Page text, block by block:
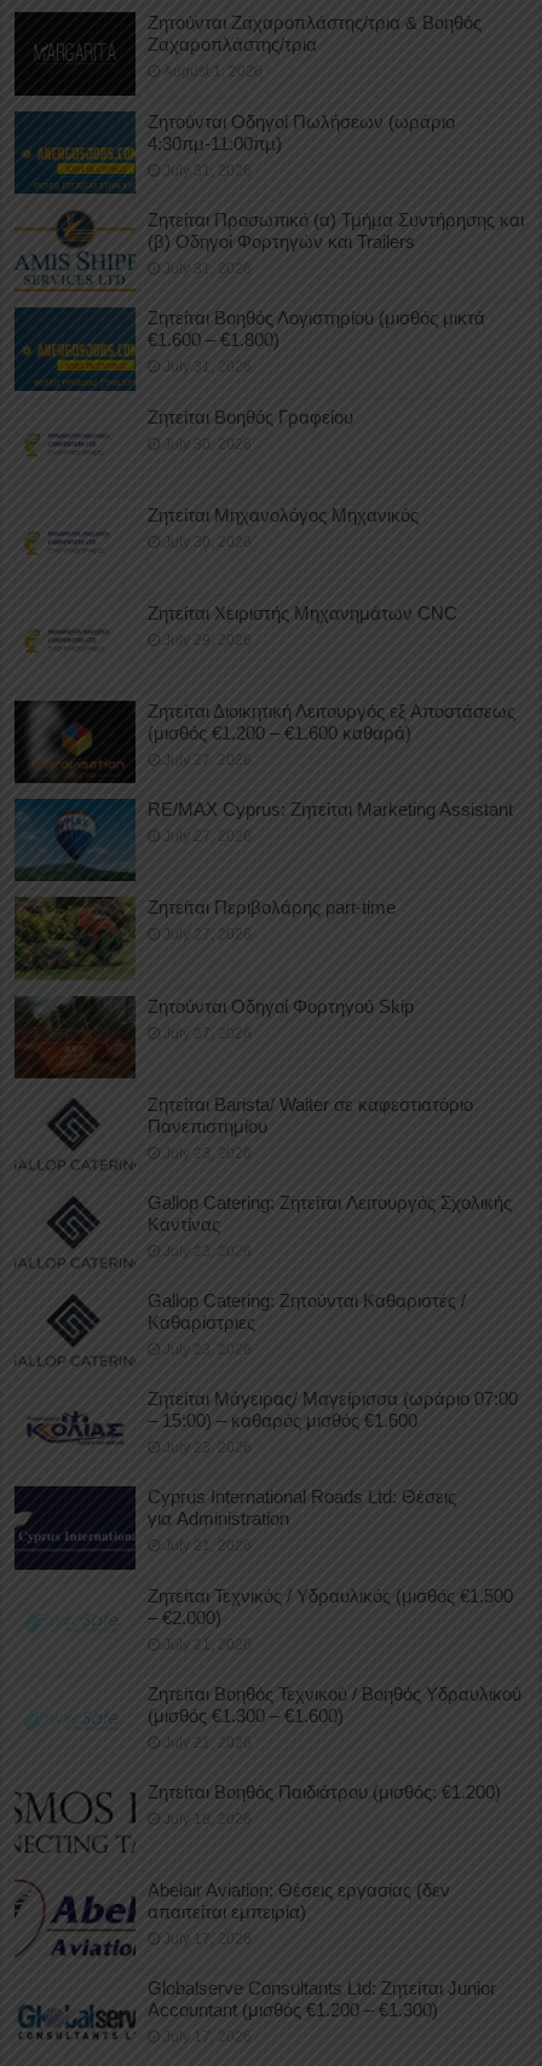
Ζητούνται Ζαχαροπλάστης/τρια & Βοηθός
Ζαχαροπλάστης/τρια
August 1, 2026
Ζητούνται Οδηγοί Πωλήσεων (ωράριο
4:30πμ-11:00πμ)
July 31, 2026
Ζητείται Προσωπικό (α) Τμήμα Συντήρησης και
(β) Οδηγοί Φορτηγών και Trailers
July 31, 2026
Ζητείται Βοηθός Λογιστηρίου (μισθός μικτά
€1.600 – €1.800)
July 31, 2026
Ζητείται Βοηθός Γραφείου
July 30, 2026
Ζητείται Μηχανολόγος Μηχανικός
July 30, 2026
Ζητείται Χειριστής Μηχανημάτων CNC
July 29, 2026
Ζητείται Διοικητική Λειτουργός εξ Αποστάσεως
(μισθός €1.200 – €1.600 καθαρά)
July 27, 2026
RE/MAX Cyprus: Ζητείται Marketing Assistant
July 27, 2026
Ζητείται Περιβολάρης part-time
July 27, 2026
Ζητούνται Οδηγοί Φορτηγού Skip
July 27, 2026
Ζητείται Barista/ Waiter σε καφεστιατόριο
Πανεπιστημίου
July 23, 2026
Gallop Catering: Ζητείται Λειτουργός Σχολικής
Καντίνας
July 23, 2026
Gallop Catering: Ζητούνται Καθαριστές /
Καθαρίστριες
July 23, 2026
Ζητείται Μάγειρας/ Μαγείρισσα (ωράριο 07:00
– 15:00) – καθαρός μισθός €1.600
July 23, 2026
Cyprus International Roads Ltd: Θέσεις
για Administration
July 21, 2026
Ζητείται Τεχνικός / Υδραυλικός (μισθός €1.500
– €2.000)
July 21, 2026
Ζητείται Βοηθός Τεχνικού / Βοηθός Υδραυλικού
(μισθός €1.300 – €1.600)
July 21, 2026
Ζητείται Βοηθός Παιδιάτρου (μισθός: €1.200)
July 18, 2026
Abelair Aviation: Θέσεις εργασίας (δεν
απαιτείται εμπειρία)
July 17, 2026
Globalserve Consultants Ltd: Ζητείται Junior
Accountant (μισθός €1.200 – €1.300)
July 17, 2026